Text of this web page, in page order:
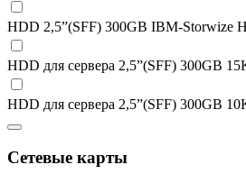
HDD 2,5”(SFF) 300GB IBM-Storwize
HDD для сервера 2,5”(SFF) 300GB
HDD для сервера 2,5”(SFF) 300GB
Сетевые карты